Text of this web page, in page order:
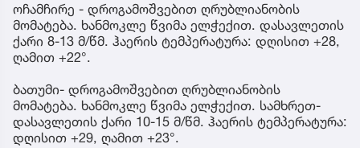
ოჩამჩირე - დროგამოშვებით ღრუბლიანობის
მომატება. ხანმოკლე წვიმა ელჭექით. დასავლეთის
ქარი 8-13 მ/წმ. ჰაერის ტემპერატურა: დღისით +28,
ღამით +22°.
ბათუმი- დროგამოშვებით ღრუბლიანობის
მომატება. ხანმოკლე წვიმა ელჭექით. სამხრეთ-
დასავლეთის ქარი 10-15 მ/წმ. ჰაერის ტემპერატურა:
დღისით +29, ღამით +23°.